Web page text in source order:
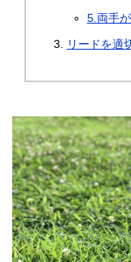
5.両手
リードを適